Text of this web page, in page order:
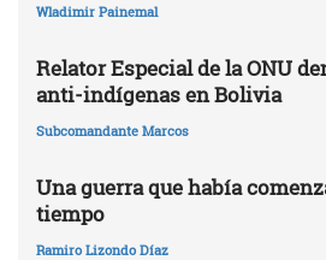
Wladimir Painemal
Relator Especial de la ONU
anti-indígenas en Bolivia
Subcomandante Marcos
Una guerra que había
tiempo
Ramiro Lizondo Díaz